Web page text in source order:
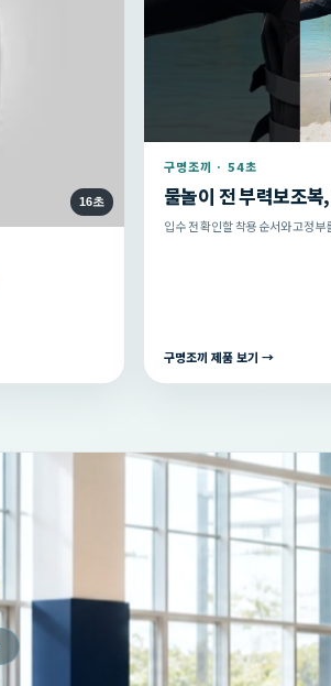
16초
구명조끼 · 54초
물놀이 전 부력보조
입수 전 확인할 착용 순서와 고정
구명조끼 제품 보기 →